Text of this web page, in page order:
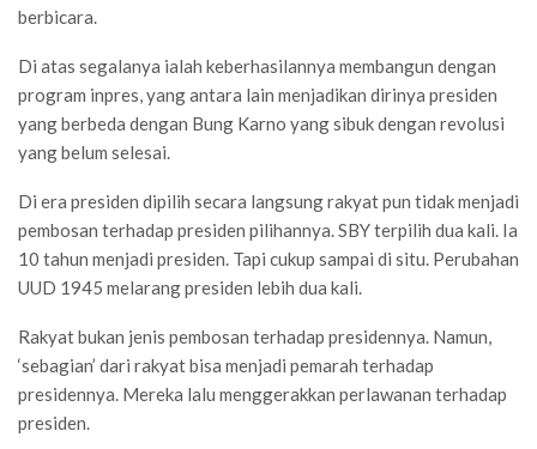
berbicara.
Di atas segalanya ialah keberhasilannya membangun dengan
program inpres, yang antara lain menjadikan dirinya presiden
yang berbeda dengan Bung Karno yang sibuk dengan revolusi
yang belum selesai.
Di era presiden dipilih secara langsung rakyat pun tidak menjadi
pembosan terhadap presiden pilihannya. SBY terpilih dua kali. Ia
10 tahun menjadi presiden. Tapi cukup sampai di situ. Perubahan
UUD 1945 melarang presiden lebih dua kali.
Rakyat bukan jenis pembosan terhadap presidennya. Namun,
‘sebagian’ dari rakyat bisa menjadi pemarah terhadap
presidennya. Mereka lalu menggerakkan perlawanan terhadap
presiden.